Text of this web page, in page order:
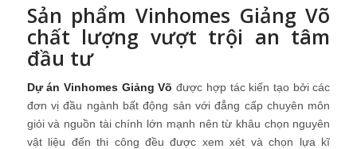
Sản phẩm Vinhomes Giảng Võ
chất lượng vượt trội an tâm
đầu tư
Dự án Vinhomes Giảng Võ được hợp tác kiến tạo bởi các
đơn vị đầu ngành bất động sản với đẳng cấp chuyên môn
giỏi và nguồn tài chính lớn mạnh nên từ khâu chọn nguyên
vật liệu đến thi công đều được xem xét và chọn lựa kĩ